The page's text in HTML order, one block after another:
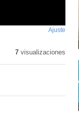
Ajuste
7visualizaciones